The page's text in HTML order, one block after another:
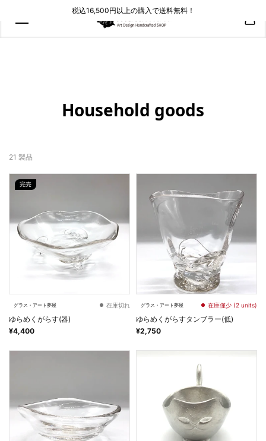
税込16,500円以上の購入で送料無料！
Household goods
21 製品
完売
グラス・アート夢屋 在庫切れ
ゆらめくがらす(器)
¥4,400
グラス・アート夢屋 在庫僅少 (2 units)
ゆらめくがらすタンブラー(低)
¥2,750